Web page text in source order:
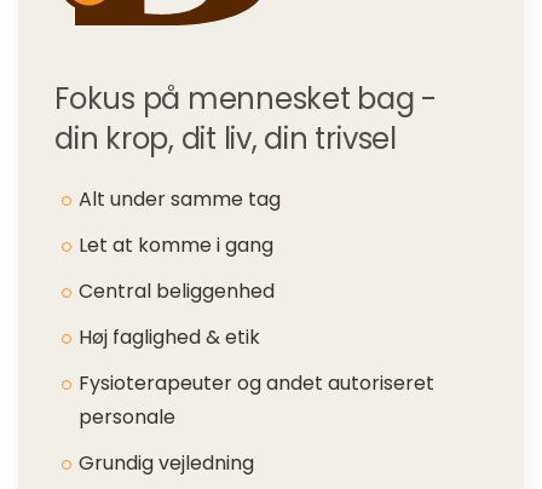
Fokus på mennesket bag -
din krop, dit liv, din trivsel
Alt under samme tag
Let at komme i gang
Central beliggenhed
Høj faglighed & etik
Fysioterapeuter og andet autoriseret
personale
Grundig vejledning